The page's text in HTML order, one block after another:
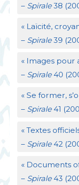
– Spirale38
« Laïcité,
– Spirale39
« Images pour
– Spirale40
« Se former,
– Spirale41
« Textes
– Spirale42
« Documents
– Spirale43